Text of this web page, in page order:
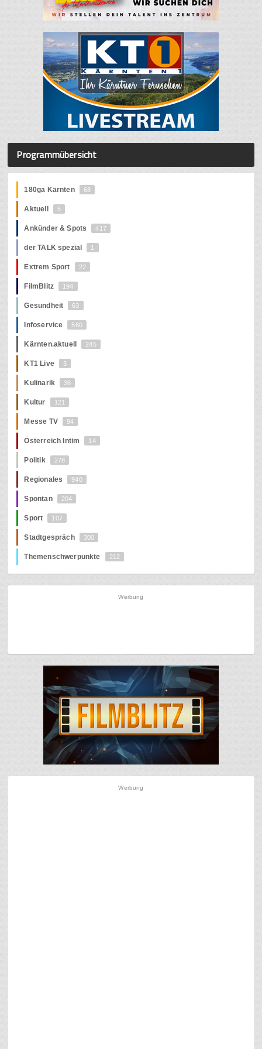
Programmübersicht
180ga Kärnten 68
Aktuell 5
Ankünder & Spots 417
der TALK spezial 1
Extrem Sport 22
FilmBlitz 194
Gesundheit 63
Infoservice 560
Kärnten.aktuell 245
KT1 Live 3
Kulinarik 36
Kultur 121
Messe TV 94
Österreich Intim 14
Politik 278
Regionales 940
Spontan 204
Sport 107
Stadtgespräch 300
Themenschwerpunkte 212
Werbung
Werbung